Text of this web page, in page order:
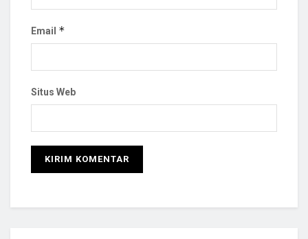
Email *
Situs Web